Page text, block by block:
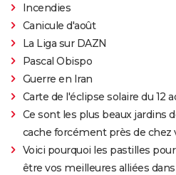
Incendies
Canicule d'août
La Liga sur DAZN
Pascal Obispo
Guerre en Iran
Carte de l'éclipse solaire du 12
Ce sont les plus beaux jardins
cache forcément près de chez
Voici pourquoi les pastilles
être vos meilleures alliées